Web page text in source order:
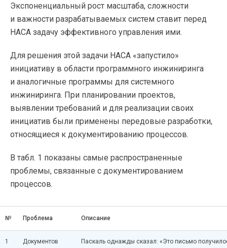
Экспоненциальный рост масштаба, сложности
и важности разрабатываемых систем ставит перед
НАСА задачу эффективного управления ими.
Для решения этой задачи НАСА «запустило»
инициативу в области программного инжиниринга
и аналогичные программы для системного
инжиниринга. При планировании проектов,
выявлении требований и для реализации своих
инициатив были применены передовые разработки,
относящиеся к документированию процессов.
В табл. 1 показаны самые распространенные
проблемы, связанные с документированием
процессов.
№ Проблема Описание
1
Документов
Паскаль однажды сказал: «Это письмо